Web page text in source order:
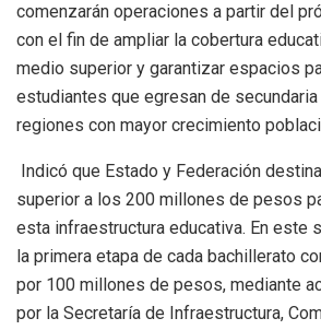
comenzarán operaciones a partir del
con el fin de ampliar la cobertura
medio superior y garantizar espacios
estudiantes que egresan de secundaria
regiones con mayor crecimiento
Indicó que Estado y Federación
superior a los 200 millones de pesos
esta infraestructura educativa. En este
la primera etapa de cada bachillerato
por 100 millones de pesos, mediante
por la Secretaría de Infraestructura,